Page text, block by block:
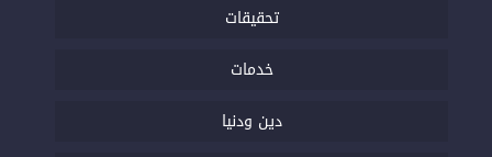
تحقيقات
خدمات
دين ودنيا